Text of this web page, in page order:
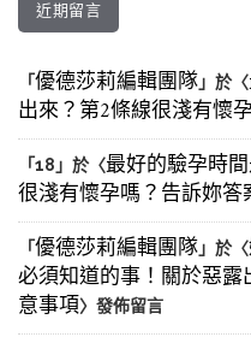
近期留言
「優德莎莉編輯團隊」於〈
出來？第2條線很淺有懷
「18 」於〈最好的驗孕時
很淺有懷孕嗎？告訴妳答
「優德莎莉編輯團隊」於〈
必須知道的事！關於惡
意事項〉發佈留言